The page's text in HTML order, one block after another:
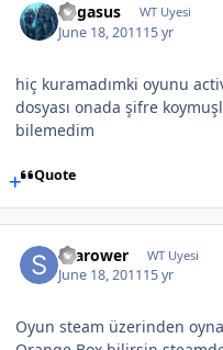
Pegasus WT Uyesi
June 18, 201115 yr
hiç kuramadımki oyunu
dosyası onada şifre
bilemedim
Quote
Scarower WT Uyesi
June 18, 201115 yr
Oyun steam üzerinden